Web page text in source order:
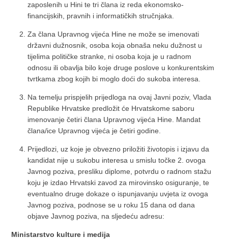
zaposlenih u Hini te tri člana iz reda ekonomsko-
financijskih, pravnih i informatičkih stručnjaka.
Za člana Upravnog vijeća Hine ne može se imenovati
državni dužnosnik, osoba koja obnaša neku dužnost u
tijelima političke stranke, ni osoba koja je u radnom
odnosu ili obavlja bilo koje druge poslove u konkurentskim
tvrtkama zbog kojih bi moglo doći do sukoba interesa.
Na temelju prispjelih prijedloga na ovaj Javni poziv, Vlada
Republike Hrvatske predložit će Hrvatskome saboru
imenovanje četiri člana Upravnog vijeća Hine. Mandat
člana/ice Upravnog vijeća je četiri godine.
Prijedlozi, uz koje je obvezno priložiti životopis i izjavu da
kandidat nije u sukobu interesa u smislu točke 2. ovoga
Javnog poziva, presliku diplome, potvrdu o radnom stažu
koju je izdao Hrvatski zavod za mirovinsko osiguranje, te
eventualno druge dokaze o ispunjavanju uvjeta iz ovoga
Javnog poziva, podnose se u roku 15 dana od dana
objave Javnog poziva, na sljedeću adresu:
Ministarstvo kulture i medija